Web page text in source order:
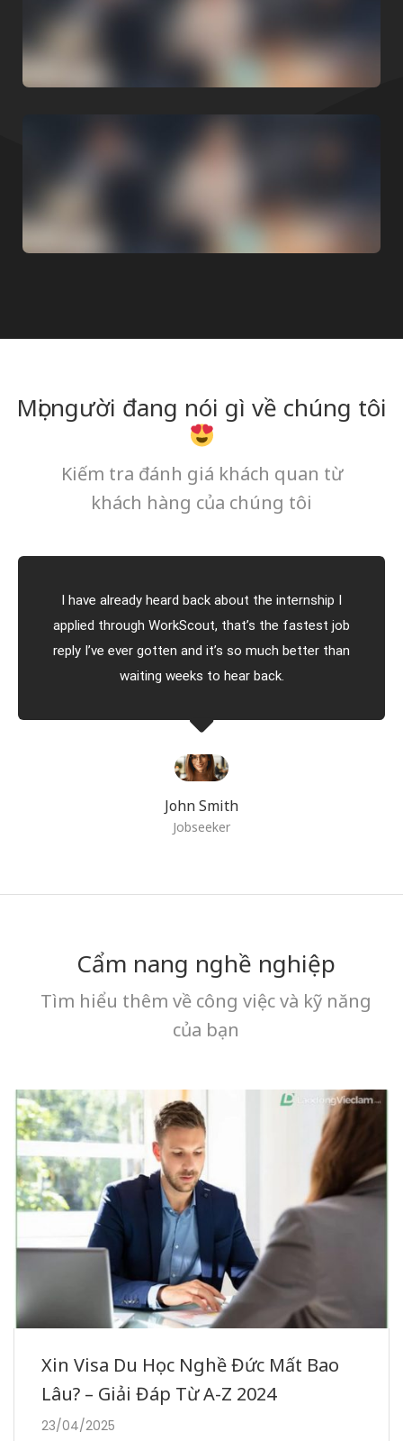
Mọi người đang nói gì về chúng tôi
Kiếm tra đánh giá khách quan từ
khách hàng của chúng tôi
I have already heard back about the internship I
applied through WorkScout, that’s the fastest job
reply I’ve ever gotten and it’s so much better than
waiting weeks to hear back.
John Smith
Jobseeker
Cẩm nang nghề nghiệp
Tìm hiểu thêm về công việc và kỹ năng
của bạn
Xin Visa Du Học Nghề Đức Mất Bao
Lâu? – Giải Đáp Từ A-Z 2024
23/04/2025